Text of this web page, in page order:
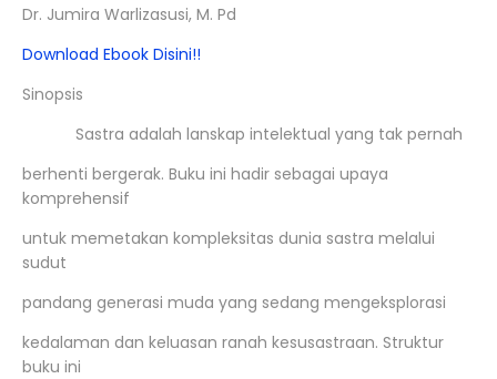
Dr. Jumira Warlizasusi, M. Pd
Download Ebook Disini!!
Sinopsis
Sastra adalah lanskap intelektual yang tak pernah
berhenti bergerak. Buku ini hadir sebagai upaya
komprehensif
untuk memetakan kompleksitas dunia sastra melalui
sudut
pandang generasi muda yang sedang mengeksplorasi
kedalaman dan keluasan ranah kesusastraan. Struktur
buku ini